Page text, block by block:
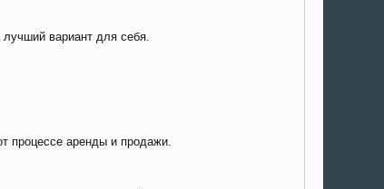
вариант для себя.
процессе аренды и продажи.